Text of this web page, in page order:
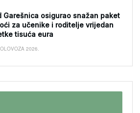
Garešnica osigurao snažan paket
za učenike i roditelje vrijedan
tisuća eura
2026.